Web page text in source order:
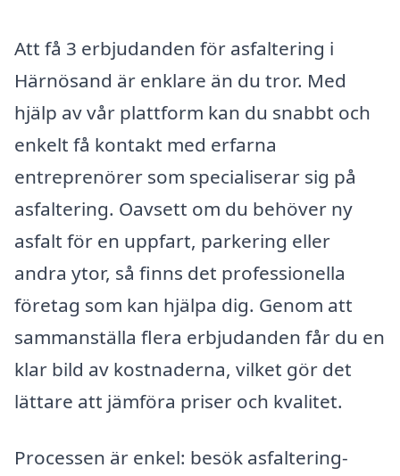
Att få 3 erbjudanden för asfaltering i
Härnösand är enklare än du tror. Med
hjälp av vår plattform kan du snabbt och
enkelt få kontakt med erfarna
entreprenörer som specialiserar sig på
asfaltering. Oavsett om du behöver ny
asfalt för en uppfart, parkering eller
andra ytor, så finns det professionella
företag som kan hjälpa dig. Genom att
sammanställa flera erbjudanden får du en
klar bild av kostnaderna, vilket gör det
lättare att jämföra priser och kvalitet.
Processen är enkel: besök asfaltering-